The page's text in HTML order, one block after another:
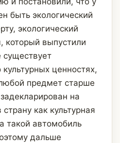
быть экологический
экологический
который выпустили
культурных ценностях,
предмет старше
на
как культурная
такой автомобиль
дальше